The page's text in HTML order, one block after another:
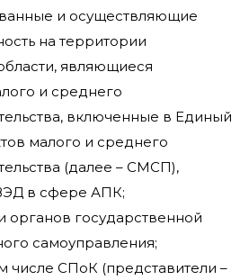
и осуществляющие
на территории
являющиеся
и среднего
включенные в Единый
малого и среднего
(далее – СМСП),
в сфере АПК;
органов государственной
самоуправления;
числе СПоК (представители –